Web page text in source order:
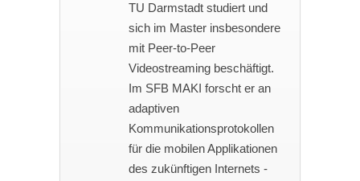
TU Darmstadt studiert und
sich im Master insbesondere
mit Peer-to-Peer
Videostreaming beschäftigt.
Im SFB MAKI forscht er an
adaptiven
Kommunikationsprotokollen
für die mobilen Applikationen
des zukünftigen Internets -